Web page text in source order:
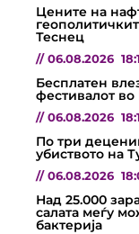
Цените на
Теснец
// 06.08.2026
Бесплатен
фестивалот во
// 06.08.2026
По три
убиството на
// 06.08.2026
Над 25.000
салата меѓу
бактерија